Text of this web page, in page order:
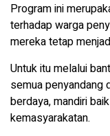
Program ini
terhadap warga
mereka tetap
Untuk itu melalui
semua penyandang
berdaya, mandiri
kemasyarakatan.